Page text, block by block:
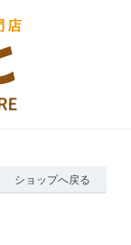
ショップへ戻る